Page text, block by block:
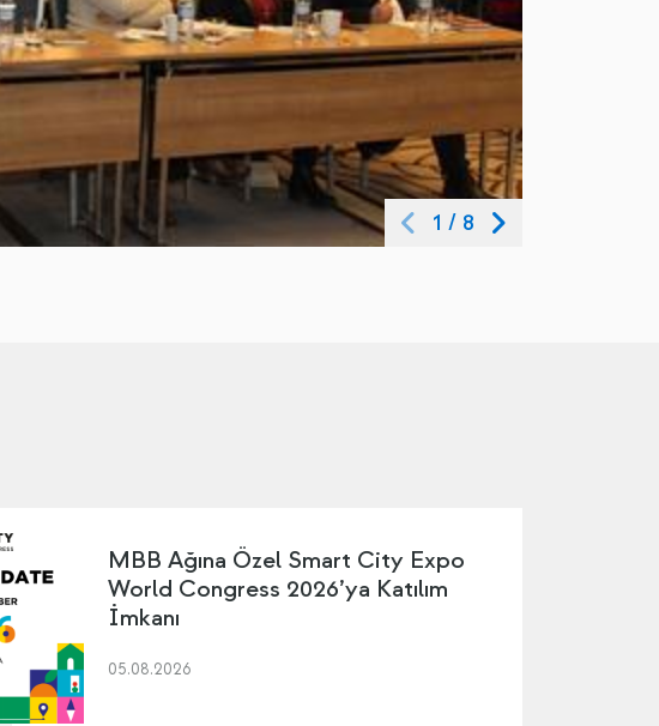
1 / 8
MBB Ağına Özel Smart City Expo
World Congress 2026’ya Katılım
İmkanı
05.08.2026